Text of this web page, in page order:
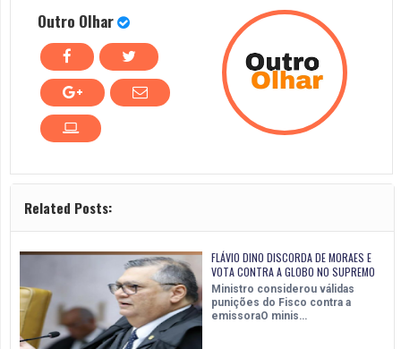
Outro Olhar
Related Posts:
FLÁVIO DINO DISCORDA DE MORAES E
VOTA CONTRA A GLOBO NO SUPREMO
Ministro considerou válidas
punições do Fisco contra a
emissoraO minis…